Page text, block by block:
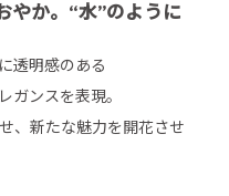
やか。“水”のように
透明感のある
ガンスを表現。
、新たな魅力を開花させ